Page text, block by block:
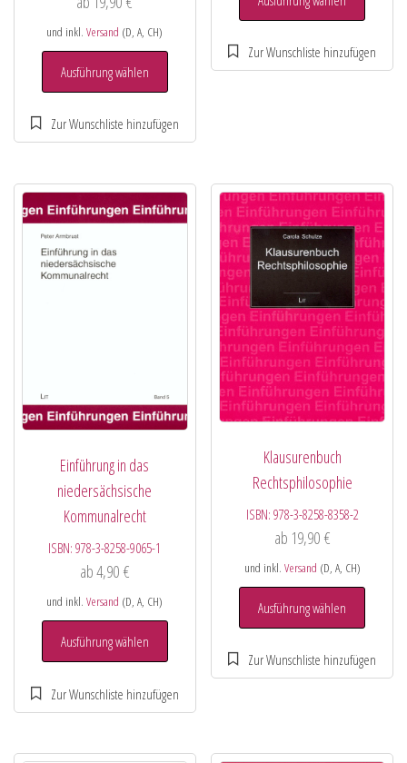
und inkl.Versand (D, A, CH)
Ausführung wählen
Einführung in das
niedersächsische
Kommunalrecht
ISBN:978-3-8258-9065-1
ab4,90 €
und inkl.Versand (D, A, CH)
Ausführung wählen
Klausurenbuch
Rechtsphilosophie
ISBN: 978-3-8258-8358-2
ab 19,90 €
und inkl. Versand (D, A, CH)
Ausführung wählen